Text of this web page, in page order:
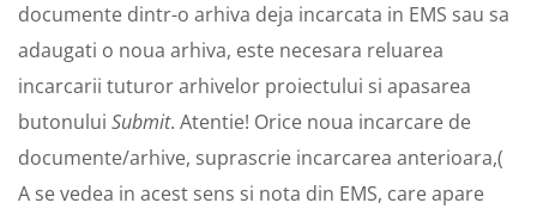
documente dintr-o arhiva deja incarcata in EMS sau sa
adaugati o noua arhiva, este necesara reluarea
incarcarii tuturor arhivelor proiectului si apasarea
butonului Submit. Atentie! Orice noua incarcare de
documente/arhive, suprascrie incarcarea anterioara,(
A se vedea in acest sens si nota din EMS, care apare